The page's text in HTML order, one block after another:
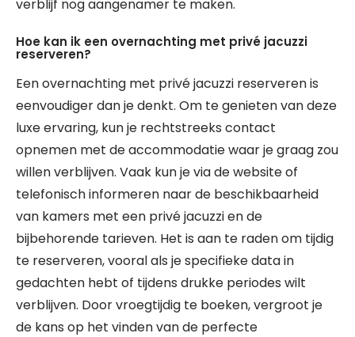
verblijf nog aangenamer te maken.
Hoe kan ik een overnachting met privé jacuzzi
reserveren?
Een overnachting met privé jacuzzi reserveren is
eenvoudiger dan je denkt. Om te genieten van deze
luxe ervaring, kun je rechtstreeks contact
opnemen met de accommodatie waar je graag zou
willen verblijven. Vaak kun je via de website of
telefonisch informeren naar de beschikbaarheid
van kamers met een privé jacuzzi en de
bijbehorende tarieven. Het is aan te raden om tijdig
te reserveren, vooral als je specifieke data in
gedachten hebt of tijdens drukke periodes wilt
verblijven. Door vroegtijdig te boeken, vergroot je
de kans op het vinden van de perfecte